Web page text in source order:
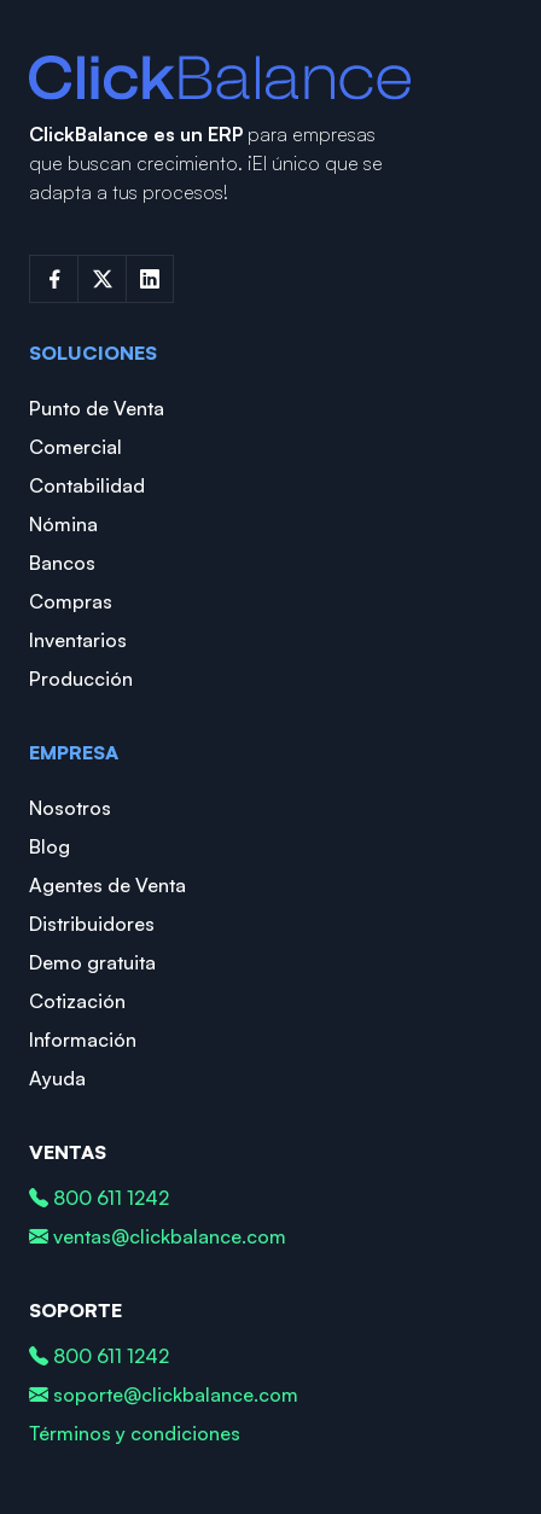
ClickBalance es un ERP para empresas
que buscan crecimiento. ¡El único que se
adapta a tus procesos!
SOLUCIONES
Punto de Venta
Comercial
Contabilidad
Nómina
Bancos
Compras
Inventarios
Producción
EMPRESA
Nosotros
Blog
Agentes de Venta
Distribuidores
Demo gratuita
Cotización
Información
Ayuda
VENTAS
800 611 1242
ventas@clickbalance.com
SOPORTE
800 611 1242
soporte@clickbalance.com
Términos y condiciones